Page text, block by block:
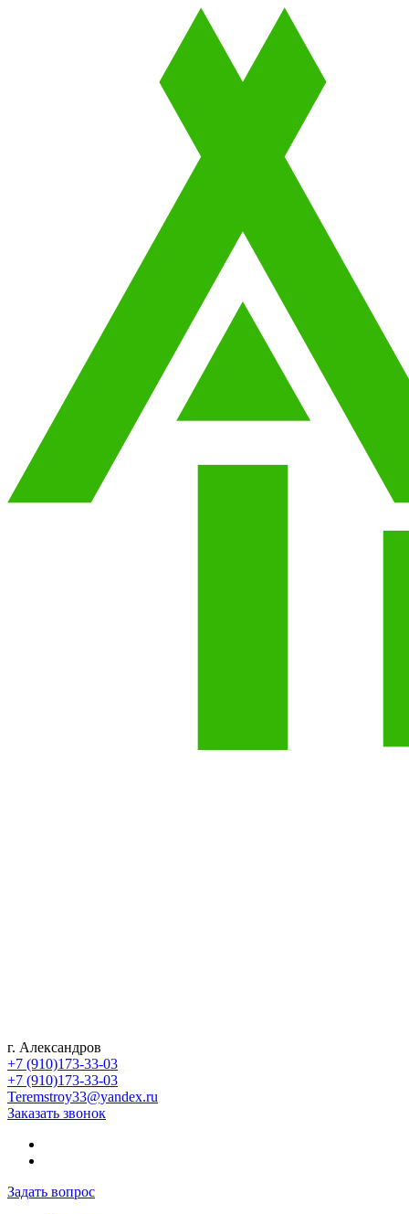
г. Александров
+7 (910)173-33-03
+7 (910)173-33-03
Teremstroy33@yandex.ru
Заказать звонок
Задать вопрос